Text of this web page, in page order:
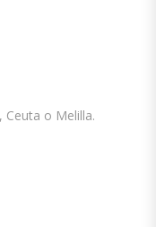
Ceuta o Melilla.